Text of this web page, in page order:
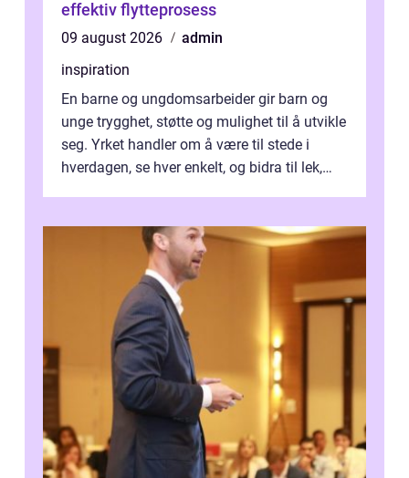
effektiv flytteprosess
09 august 2026
admin
inspiration
En barne og ungdomsarbeider gir barn og
unge trygghet, støtte og mulighet til å utvikle
seg. Yrket handler om å være til stede i
hverdagen, se hver enkelt, og bidra til lek,